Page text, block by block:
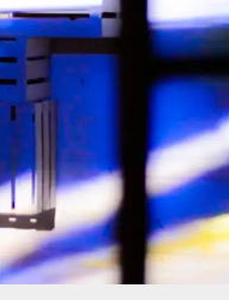
Fotografía